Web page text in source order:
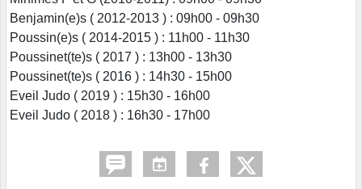
Benjamin(e)s ( 2012-2013 ) : 09h00 - 09h30
Poussin(e)s ( 2014-2015 ) : 11h00 - 11h30
Poussinet(te)s ( 2017 ) : 13h00 - 13h30
Poussinet(te)s ( 2016 ) : 14h30 - 15h00
Eveil Judo ( 2019 ) : 15h30 - 16h00
Eveil Judo ( 2018 ) : 16h30 - 17h00